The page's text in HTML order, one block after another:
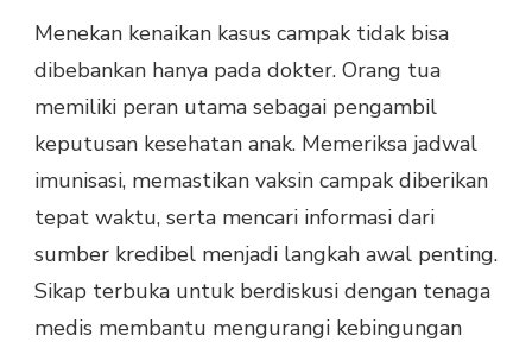
Menekan kenaikan kasus campak tidak bisa
dibebankan hanya pada dokter. Orang tua
memiliki peran utama sebagai pengambil
keputusan kesehatan anak. Memeriksa jadwal
imunisasi, memastikan vaksin campak diberikan
tepat waktu, serta mencari informasi dari
sumber kredibel menjadi langkah awal penting.
Sikap terbuka untuk berdiskusi dengan tenaga
medis membantu mengurangi kebingungan